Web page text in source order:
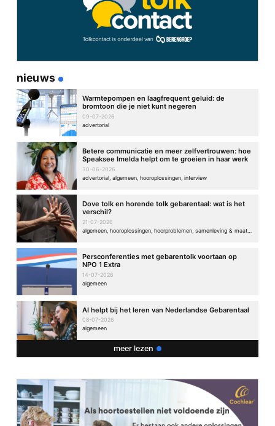
*
Naam*
E-mail*
Site
nieuws
Warmtepompen en laagfrequent geluid: de
bromtoon die je niet kunt negeren
09-07-2026
advertorial
Betere communicatie en meer zelfvertrouwen: hoe
Speaksee Imelda helpt om te groeien in haar werk
30-06-2026
advertorial, algemeen, hooroplossingen, interview
Dove tolk en horende tolk gebarentaal: wat is het
verschil?
21-07-2026
algemeen, hooroplossingen, hoorproblemen, samenleving & maatschappij
Persconferenties met gebarentolk voortaan op
NPO 1 Extra
14-07-2026
algemeen
AI helpt bij het leren van Nederlandse Gebarentaal
08-07-2026
algemeen
meer lezen